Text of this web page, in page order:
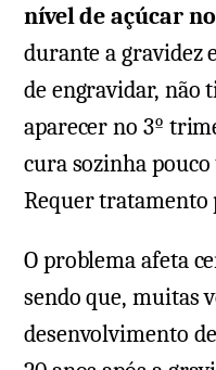
nível de açúcar
durante a gravidez
de engravidar, não
aparecer no 3º
cura sozinha
Requer tratamento
O problema afeta
sendo que, muitas
desenvolvimento